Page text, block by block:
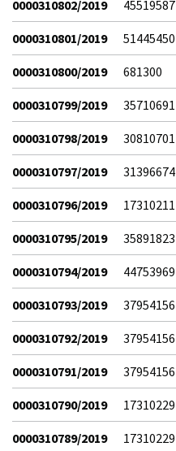
0000310802/2019 45519587
0000310801/2019 51445450
0000310800/2019 681300
0000310799/2019 35710691
0000310798/2019 30810701
0000310797/2019 31396674
0000310796/2019 17310211
0000310795/2019 35891823
0000310794/2019 44753969
0000310793/2019 37954156
0000310792/2019 37954156
0000310791/2019 37954156
0000310790/2019 17310229
0000310789/2019 17310229